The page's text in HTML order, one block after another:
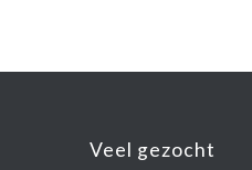
Veel gezocht